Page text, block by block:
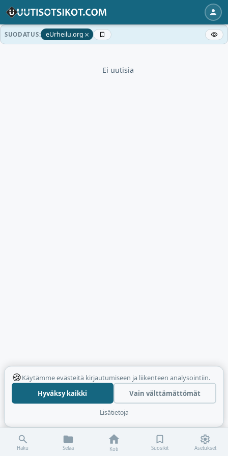
SUODATUS: eUrheilu.org ×
Ei uutisia
Haku Selaa Koti Suosikit Asetukset
🍪Käytämme evästeitä kirjautumiseen ja liikenteen analysointiin.
Hyväksy kaikki
Vain välttämättömät
Lisätietoja